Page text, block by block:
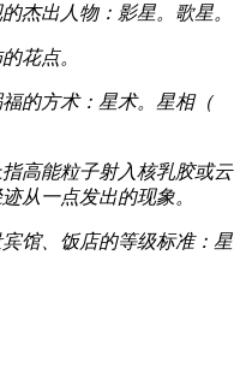
杰出人物：影星。歌星。
花点。
的方术：星术。星相（
高能粒子射入核乳胶或云
从一点发出的现象。
馆、饭店的等级标准：星